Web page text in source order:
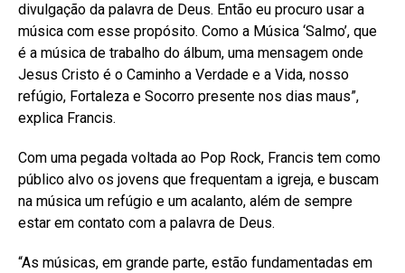
divulgação da palavra de Deus. Então eu procuro usar a
música com esse propósito. Como a Música ‘Salmo’, que
é a música de trabalho do álbum, uma mensagem onde
Jesus Cristo é o Caminho a Verdade e a Vida, nosso
refúgio, Fortaleza e Socorro presente nos dias maus”,
explica Francis.
Com uma pegada voltada ao Pop Rock, Francis tem como
público alvo os jovens que frequentam a igreja, e buscam
na música um refúgio e um acalanto, além de sempre
estar em contato com a palavra de Deus.
“As músicas, em grande parte, estão fundamentadas em